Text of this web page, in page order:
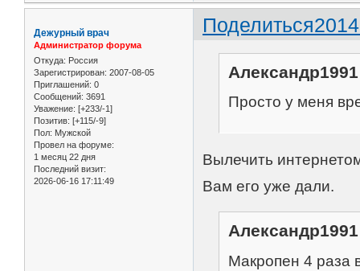
Поделиться
Дежурный врач
Администратор форума
Откуда: Россия
Зарегистрирован: 2007-08-05
Приглашений: 0
Сообщений: 3691
Уважение: [+233/-1]
Позитив: [+115/-9]
Пол: Мужской
Провел на форуме:
1 месяц 22 дня
Последний визит:
2026-06-16 17:11:49
Просто у меня
Вылечить
Вам его уже дали.
Макропен 4 раза